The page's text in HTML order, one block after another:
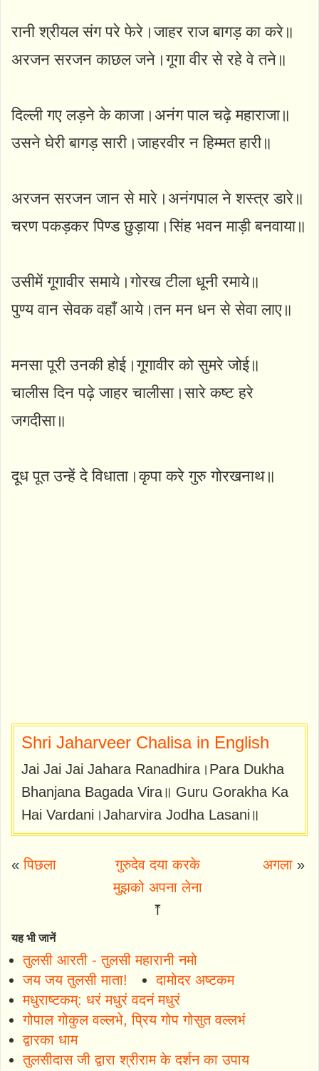
रानी श्रीयल संग परे फेरे।जाहर राज बागड़ का करे॥
अरजन सरजन काछल जने।गूगा वीर से रहे वे तने॥
दिल्ली गए लड़ने के काजा।अनंग पाल चढ़े महाराजा॥
उसने घेरी बागड़ सारी।जाहरवीर न हिम्मत हारी॥
अरजन सरजन जान से मारे।अनंगपाल ने शस्त्र डारे॥
चरण पकड़कर पिण्ड छुड़ाया।सिंह भवन माड़ी बनवाया॥
उसीमें गूगावीर समाये।गोरख टीला धूनी रमाये॥
पुण्य वान सेवक वहाँ आये।तन मन धन से सेवा लाए॥
मनसा पूरी उनकी होई।गूगावीर को सुमरे जोई॥
चालीस दिन पढ़े जाहर चालीसा।सारे कष्ट हरे
जगदीसा॥
दूध पूत उन्हें दे विधाता।कृपा करे गुरु गोरखनाथ॥
Shri Jaharveer Chalisa in English
Jai Jai Jai Jahara Ranadhira।Para Dukha
Bhanjana Bagada Vira॥ Guru Gorakha Ka
Hai Vardani।Jaharvira Jodha Lasani॥
«पिछला
गुरुदेव दया करके
मुझको अपना लेना
⤒
अगला»
यह भी जानें
तुलसी आरती - तुलसी महारानी नमो
जय जय तुलसी माता!
दामोदर अष्टकम
मधुराष्टकम्: धरं मधुरं वदनं मधुरं
गोपाल गोकुल वल्लभे, प्रिय गोप गोसुत वल्लभं
द्वारका धाम
तुलसीदास जी द्वारा श्रीराम के दर्शन का उपाय